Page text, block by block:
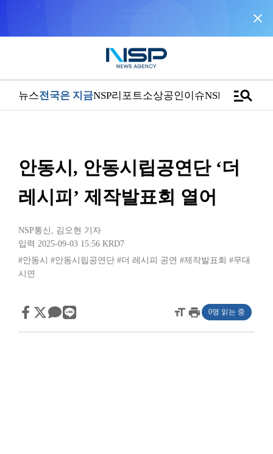
close
뉴스전국은 지금NSP리포트소상공인이슈NSPTVmanage_search
안동시, 안동시립공연단 ‘더
레시피’ 제작발표회 열어
NSP통신 , 김오현 기자
입력 2025-09-03 15:56 KRD7
#안동시
#안동시립공연단 #더 레시피 공연 #제작발표회 #무대
시연
format_sizeprint 0명 읽는 중